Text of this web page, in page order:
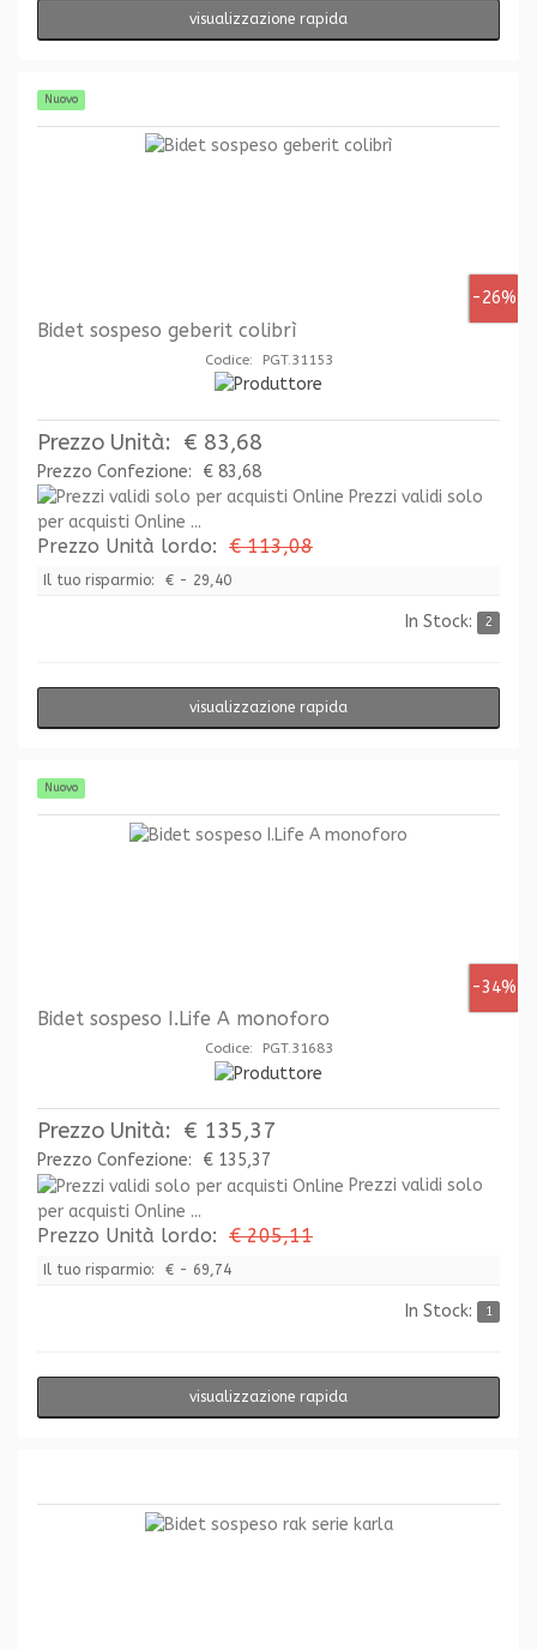
visualizzazione rapida
Nuovo
-26%
Bidet sospeso geberit colibrì
Codice: PGT.31153
Prezzo Unità: € 83,68
Prezzo Confezione:
€ 83,68
Prezzi validi solo
per acquisti Online ...
Prezzo Unità lordo: € 113,08
Il tuo risparmio: € - 29,40
In Stock: 2
visualizzazione rapida
Nuovo
-34%
Bidet sospeso I.Life A monoforo
Codice: PGT.31683
Prezzo Unità: € 135,37
Prezzo Confezione:
€ 135,37
Prezzi validi solo
per acquisti Online ...
Prezzo Unità lordo: € 205,11
Il tuo risparmio: € - 69,74
In Stock: 1
visualizzazione rapida